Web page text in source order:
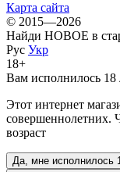
Карта сайта
© 2015—2026
Найди НОВОЕ в
Рус Укр
18+
Вам исполнилось 18
Этот интернет
совершеннолетних.
возраст
Да, мне исполнилось